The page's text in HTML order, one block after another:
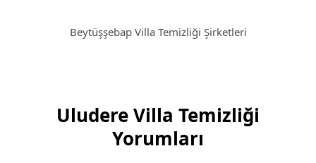
Beytüşşebap Villa Temizliği Şirketleri
Uludere Villa Temizliği
Yorumları